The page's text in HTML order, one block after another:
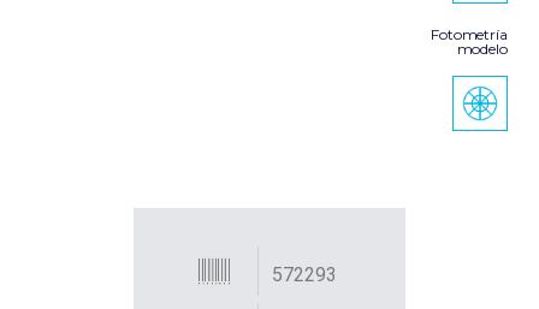
Fotometría
modelo
572293